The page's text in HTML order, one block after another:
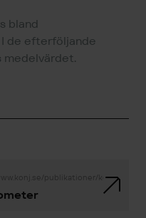
bland
de efterföljande
medelvärdet.
publikationer/